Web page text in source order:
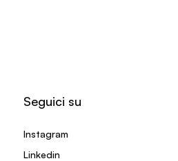
Seguici su
Instagram
Linkedin